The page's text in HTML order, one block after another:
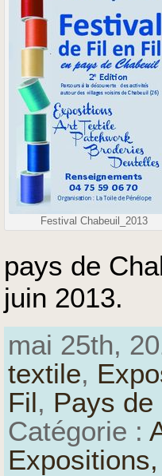
Festival Chabeuil_2013
pays de
juin 2013.
mai 25th,
textile,
Fil, Pays de
Catégorie :